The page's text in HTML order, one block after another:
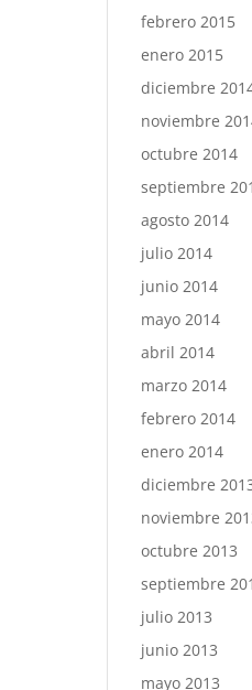
febrero 2015
enero 2015
diciembre
noviembre
octubre 2014
septiembre
agosto 2014
julio 2014
junio 2014
mayo 2014
abril 2014
marzo 2014
febrero 2014
enero 2014
diciembre
noviembre
octubre 2013
septiembre
julio 2013
junio 2013
mayo 2013